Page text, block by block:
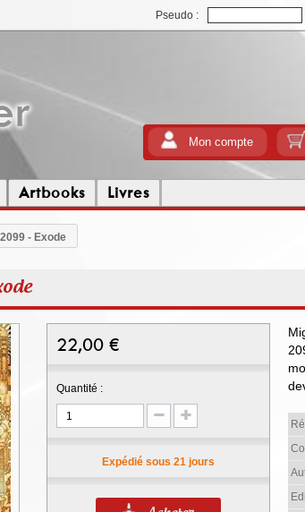
Pseudo :
Mon compte
Artbooks Livres
- Exode
22,00 €
Quantité :
Expédié sous 21 jours